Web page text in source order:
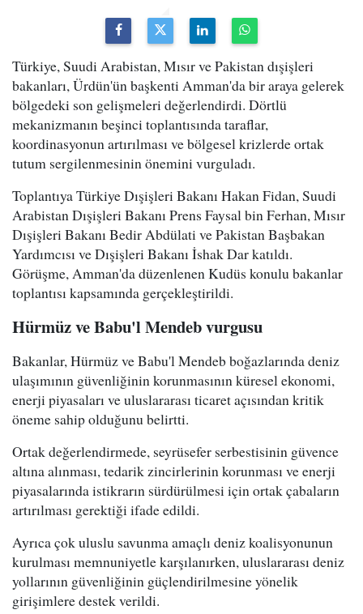
Türkiye, Suudi Arabistan, Mısır ve Pakistan dışişleri
bakanları, Ürdün'ün başkenti Amman'da bir araya gelerek
bölgedeki son gelişmeleri değerlendirdi. Dörtlü
mekanizmanın beşinci toplantısında taraflar,
koordinasyonun artırılması ve bölgesel krizlerde ortak
tutum sergilenmesinin önemini vurguladı.
Toplantıya Türkiye Dışişleri Bakanı Hakan Fidan, Suudi
Arabistan Dışişleri Bakanı Prens Faysal bin Ferhan, Mısır
Dışişleri Bakanı Bedir Abdülati ve Pakistan Başbakan
Yardımcısı ve Dışişleri Bakanı İshak Dar katıldı.
Görüşme, Amman'da düzenlenen Kudüs konulu bakanlar
toplantısı kapsamında gerçekleştirildi.
Hürmüz ve Babu'l Mendeb vurgusu
Bakanlar, Hürmüz ve Babu'l Mendeb boğazlarında deniz
ulaşımının güvenliğinin korunmasının küresel ekonomi,
enerji piyasaları ve uluslararası ticaret açısından kritik
öneme sahip olduğunu belirtti.
Ortak değerlendirmede, seyrüsefer serbestisinin güvence
altına alınması, tedarik zincirlerinin korunması ve enerji
piyasalarında istikrarın sürdürülmesi için ortak çabaların
artırılması gerektiği ifade edildi.
Ayrıca çok uluslu savunma amaçlı deniz koalisyonunun
kurulması memnuniyetle karşılanırken, uluslararası deniz
yollarının güvenliğinin güçlendirilmesine yönelik
girişimlere destek verildi.